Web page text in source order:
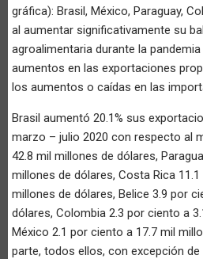
gráfica): Brasil, México, Paraguay,
al aumentar significativamente su
agroalimentaria durante la
aumentos en las exportaciones
los aumentos o caídas en las
Brasil aumentó 20.1% sus
marzo – julio 2020 con respecto al
42.8 mil millones de dólares,
millones de dólares, Costa Rica
millones de dólares, Belice 3.9 por
dólares, Colombia 2.3 por ciento a
México 2.1 por ciento a 17.7 mil
parte, todos ellos, con excepción